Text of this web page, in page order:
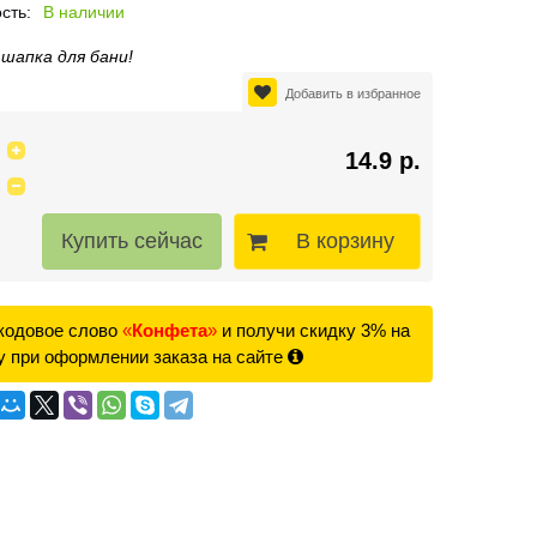
В наличии
для бани!
Добавить в избранное
14.9 р.
В корзину
слово «Конфета» и получи скидку 3% на
при оформлении заказа на сайте